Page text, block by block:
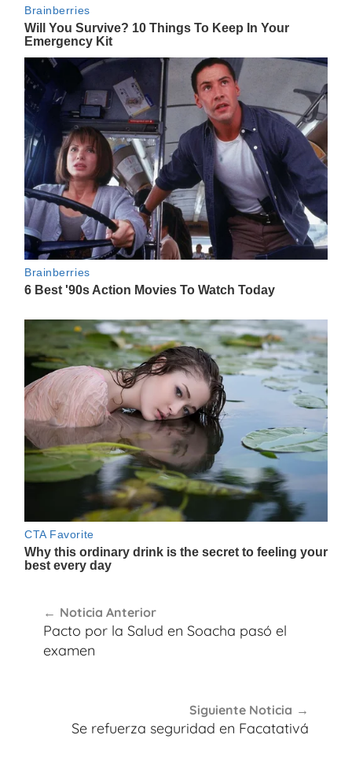
de
entradas
Noticia Anterior
Pacto por la Salud en Soacha pasó el
examen
Siguiente Noticia
Se refuerza seguridad en Facatativá